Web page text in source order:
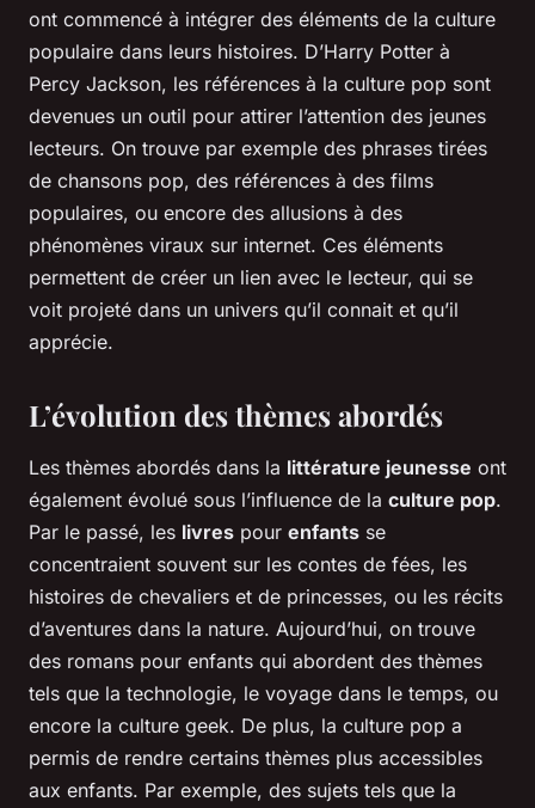
ont commencé à intégrer des éléments de la culture
populaire dans leurs histoires. D’Harry Potter à
Percy Jackson, les références à la culture pop sont
devenues un outil pour attirer l’attention des jeunes
lecteurs. On trouve par exemple des phrases tirées
de chansons pop, des références à des films
populaires, ou encore des allusions à des
phénomènes viraux sur internet. Ces éléments
permettent de créer un lien avec le lecteur, qui se
voit projeté dans un univers qu’il connait et qu’il
apprécie.
L’évolution des thèmes abordés
Les thèmes abordés dans la littérature jeunesse ont
également évolué sous l’influence de la culture pop.
Par le passé, les livres pour enfants se
concentraient souvent sur les contes de fées, les
histoires de chevaliers et de princesses, ou les récits
d’aventures dans la nature. Aujourd’hui, on trouve
des romans pour enfants qui abordent des thèmes
tels que la technologie, le voyage dans le temps, ou
encore la culture geek. De plus, la culture pop a
permis de rendre certains thèmes plus accessibles
aux enfants. Par exemple, des sujets tels que la